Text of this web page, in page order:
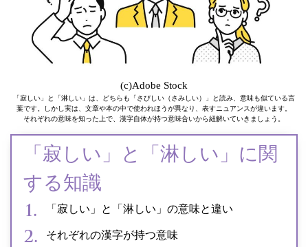
(c)Adobe Stock
「寂しい」と「淋しい」は、どちらも「さびしい（さみしい）」と読み、意味も似ている言
葉です。しかし実は、文章や本の中で使われほうが異なり、表すニュアンスが違います。
それぞれの意味を知った上で、漢字自体が持つ意味合いから紐解いていきましょう。
「寂しい」と「淋しい」に関
する知識
「寂しい」と「淋しい」の意味と違い
それぞれの漢字が持つ意味